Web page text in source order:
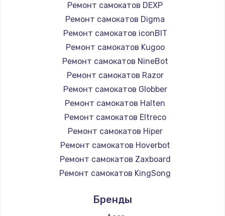
Ремонт самокатов DEXP
Ремонт самокатов Digma
Ремонт самокатов iconBIT
Ремонт самокатов Kugoo
Ремонт самокатов NineBot
Ремонт самокатов Razor
Ремонт самокатов Globber
Ремонт самокатов Halten
Ремонт самокатов Eltreco
Ремонт самокатов Hiper
Ремонт самокатов Hoverbot
Ремонт самокатов Zaxboard
Ремонт самокатов KingSong
Ремонт самокатов Midway by Yamato
Бренды